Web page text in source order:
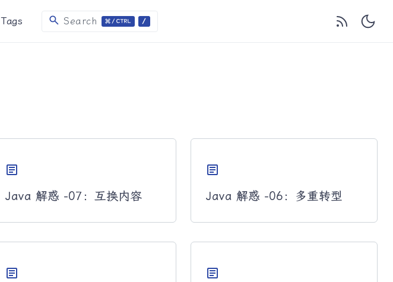
Tags search Search
article
Java 解惑 -07：互换内容
article
Java 解惑 -06：多重转型
article article